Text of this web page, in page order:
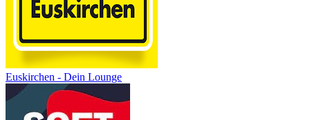
Euskirchen - Dein Lounge